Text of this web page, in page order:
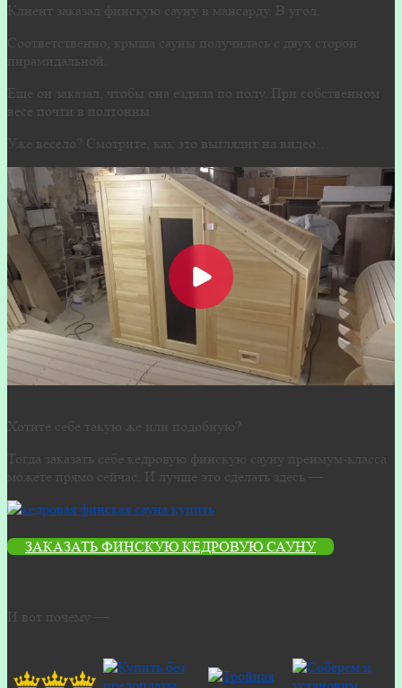
Клиент заказал финскую сауну в мансарду. В угол.
Соответственно, крыша сауны получилась с двух сторон
пирамидальной.
Еще он заказал, чтобы она ездила по полу. При собственном
весе почти в полтонны.
Уже весело? Смотрите, как это выглядит на видео…
Хотите себе такую же или подобную?
Тогда заказать себе кедровую финскую сауну преимум-класса
можете прямо сейчас. И лучше это сделать здесь —
ЗАКАЗАТЬ ФИНСКУЮ КЕДРОВУЮ САУНУ
И вот почему —